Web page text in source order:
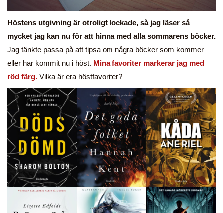
Höstens utgivning är otroligt lockade, så jag läser så
mycket jag kan nu för att hinna med alla sommarens böcker.
Jag tänkte passa på att tipsa om några böcker som kommer
eller har kommit nu i höst. Mina favoriter markerar jag med
röd färg. Vilka är era höstfavoriter?